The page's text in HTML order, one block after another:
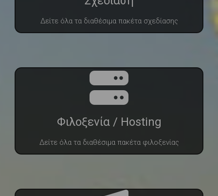
Δείτε όλα τα διαθέσιμα πακέτα σχεδίασης
Φιλοξενία / Hosting
Δείτε όλα τα διαθέσιμα πακέτα φιλοξενίας